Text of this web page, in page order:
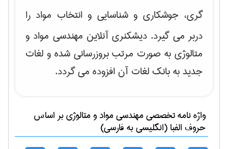
گری، جوشکاری و شناسایی و انتخاب مواد را
دربر می گیرد. دیشکنری آنلاین مهندسی مواد و
متالوژی به صورت مرتب بروزرسانی شده و لغات
جدید به بانک لغات آن افزوده می گردد.
واژه نامه تخصصیمهندسی مواد و متالوژیبر اساس
حروف الفبا (انگلیسی به فارسی)